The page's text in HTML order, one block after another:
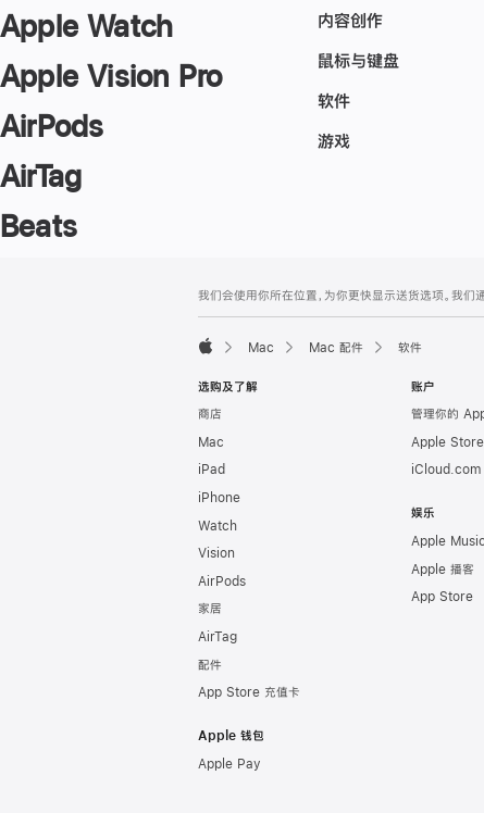
Apple Watch
Apple Vision Pro
AirPods
AirTag
Beats
内容创作
鼠标与键盘
软件
游戏
页
页
脚
注
我们会使用你所在位置，为你更快显示送货选项。我
Mac Mac 配件 软件
选购及了解
商店
Mac
iPad
iPhone
Watch
Vision
AirPods
家居
AirTag
配件
App Store 充值卡
Apple 钱包
Apple Pay
账户
管理你的
Apple Store
iCloud.com
娱乐
Apple Music
Apple 播客
App Store